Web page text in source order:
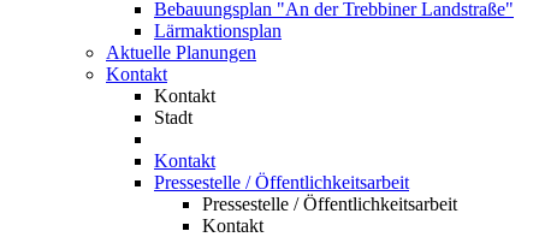
Bebauungsplan "An der Trebbiner Landstraße"
Lärmaktionsplan
Aktuelle Planungen
Kontakt
Kontakt
Stadt
Kontakt
Pressestelle / Öffentlichkeitsarbeit
Pressestelle / Öffentlichkeitsarbeit
Kontakt